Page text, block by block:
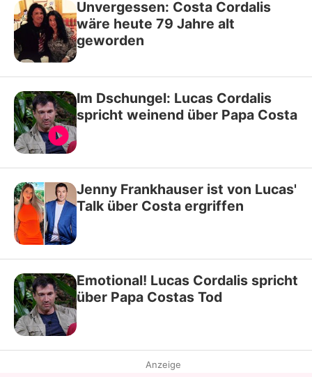
Unvergessen: Costa Cordalis
wäre heute 79 Jahre alt
geworden
Im Dschungel: Lucas Cordalis
spricht weinend über Papa Costa
Jenny Frankhauser ist von Lucas'
Talk über Costa ergriffen
Emotional! Lucas Cordalis spricht
über Papa Costas Tod
Anzeige